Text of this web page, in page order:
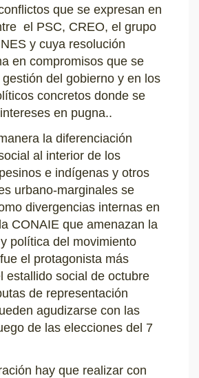
que se expresan en
el PSC, CREO, el grupo
y cuya resolución
en compromisos que se
del gobierno y en los
concretos donde se
en pugna..
la diferenciación
al interior de los
e indígenas y otros
urbano-marginales se
divergencias internas en
CONAIE que amenazan la
política del movimiento
el protagonista más
estallido social de octubre
de representación
agudizarse con las
de las elecciones del 7
hay que realizar con